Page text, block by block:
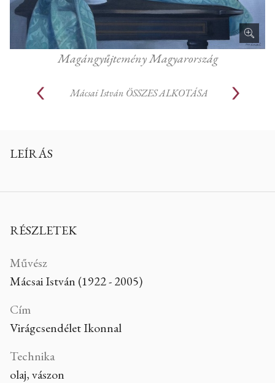
Magángyűjtemény Magyarország
Mácsai István ÖSSZES ALKOTÁSA
LEÍRÁS
RÉSZLETEK
Művész
Mácsai István (1922 - 2005)
Cím
Virágcsendélet Ikonnal
Technika
olaj, vászon